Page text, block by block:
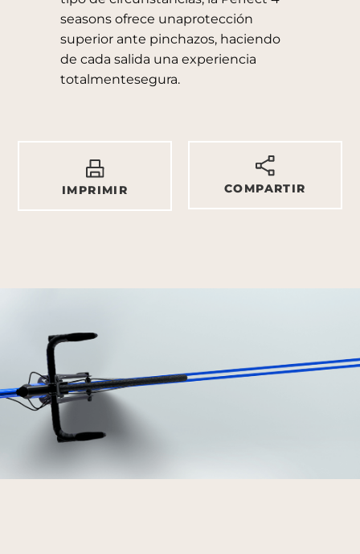
seasons ofrece unaprotección
superior ante pinchazos, haciendo
de cada salida una experiencia
totalmentesegura.
IMPRIMIR COMPARTIR